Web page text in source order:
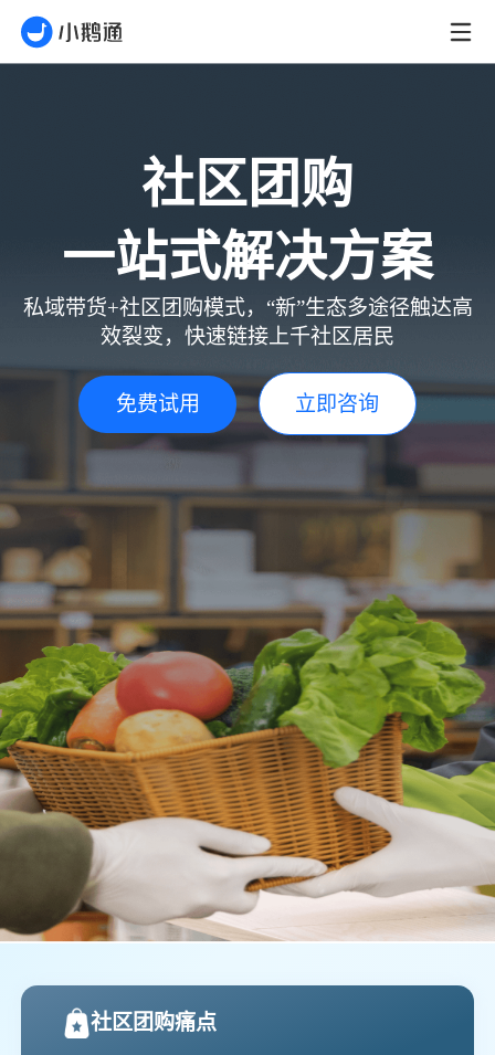
社区团购
一站式解决方案
私域带货+社区团购模式，“新”生态多途径触达高
效裂变，快速链接上千社区居民
免费试用 立即咨询
社区团购痛点